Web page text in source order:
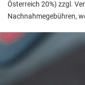
Österreich 20%) zzgl.
Nachnahmegebühren,